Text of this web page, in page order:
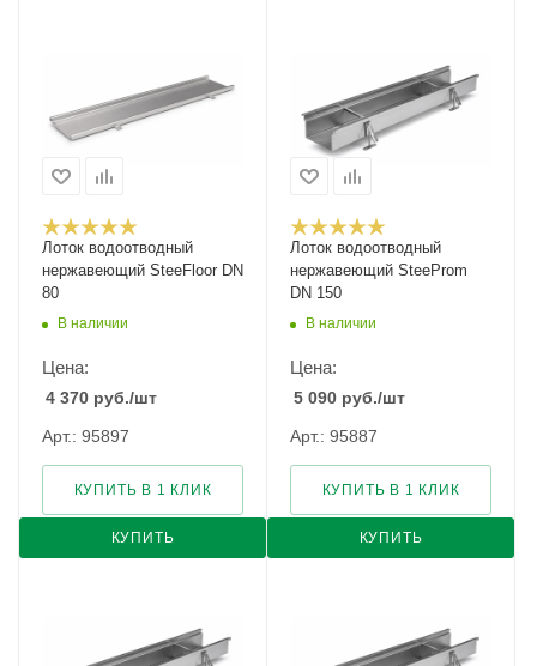
Лоток водоотводный
нержавеющий SteeFloor DN
80
В наличии
Цена:
4 370 руб./шт
Арт.: 95897
КУПИТЬ
КУПИТЬ В 1 КЛИК
Лоток водоотводный
нержавеющий SteeProm
DN 150
В наличии
Цена:
5 090 руб./шт
Арт.: 95887
КУПИТЬ
КУПИТЬ В 1 КЛИК